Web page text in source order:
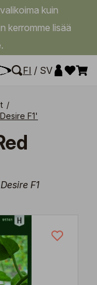
kuin
kerromme lisää
FI / SV
/
F1'
F1